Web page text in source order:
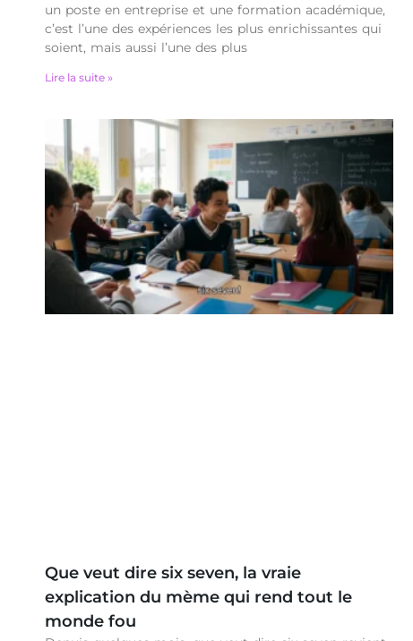
un poste en entreprise et une formation académique,
c’est l’une des expériences les plus enrichissantes qui
soient, mais aussi l’une des plus
Lire la suite »
Que veut dire six seven, la vraie
explication du mème qui rend tout le
monde fou